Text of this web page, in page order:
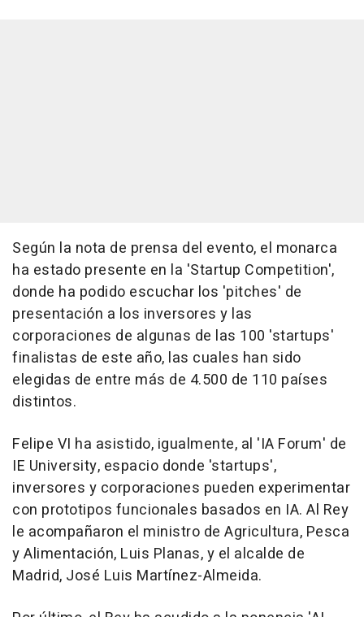
Según la nota de prensa del evento, el monarca
ha estado presente en la 'Startup Competition',
donde ha podido escuchar los 'pitches' de
presentación a los inversores y las
corporaciones de algunas de las 100 'startups'
finalistas de este año, las cuales han sido
elegidas de entre más de 4.500 de 110 países
distintos.
Felipe VI ha asistido, igualmente, al 'IA Forum' de
IE University, espacio donde 'startups',
inversores y corporaciones pueden experimentar
con prototipos funcionales basados en IA. Al Rey
le acompañaron el ministro de Agricultura, Pesca
y Alimentación, Luis Planas, y el alcalde de
Madrid, José Luis Martínez-Almeida.